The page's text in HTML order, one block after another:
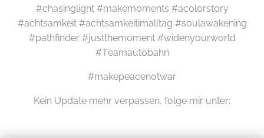
#chasinglight #makemoments #acolorstory
#achtsamkeit #achtsamkeitimalltag #soulawakening
#pathfinder #justthemoment #widenyourworld
#Teamautobahn
#makepeacenotwar
Kein Update mehr verpassen, folge mir unter: